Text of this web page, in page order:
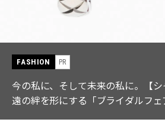
FASHION PR
【ICB】人気インフルエンサーと共
なる「名品ブラウス」２選